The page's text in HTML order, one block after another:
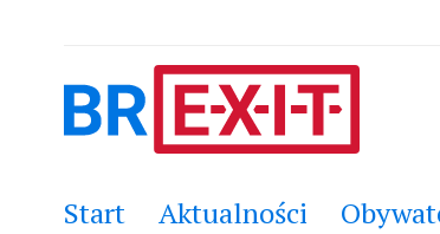
Start Aktualności